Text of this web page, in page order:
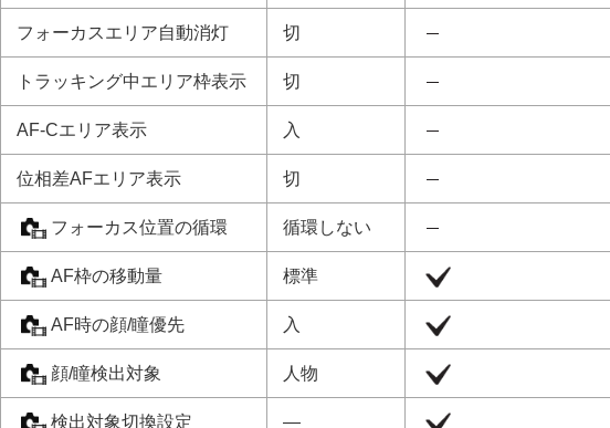
フォーカスエリア自動消灯 切
トラッキング中エリア枠表示 切
AF-Cエリア表示 入
位相差AFエリア表示 切
フォーカス位置の循環 循環しない
AF枠の移動量 標準
AF時の顔/瞳優先 入
顔/瞳検出対象 人物
検出対象切換設定 ―